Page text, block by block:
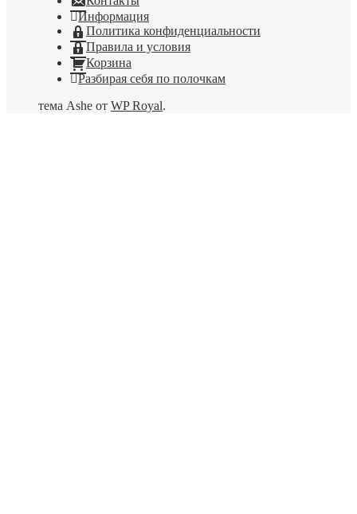
Информация
Политика конфиденциальности
Правила и условия
Корзина
Разбирая себя по полочкам
тема Ashe от WP Royal.